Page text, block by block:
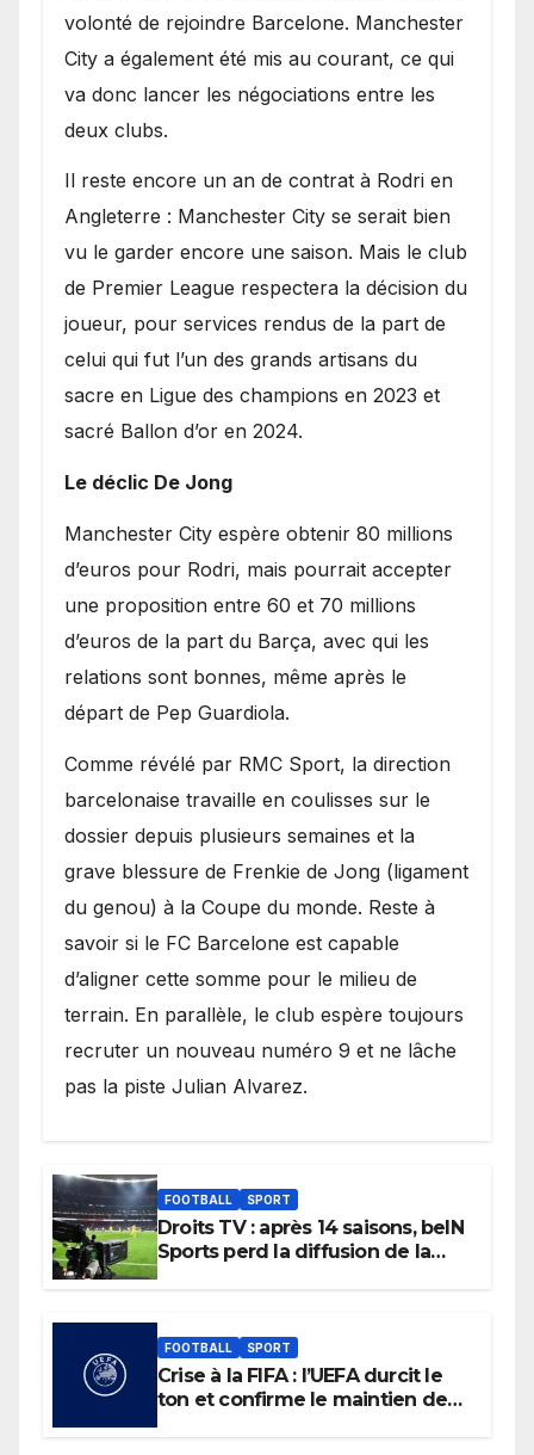
volonté de rejoindre Barcelone. Manchester
City a également été mis au courant, ce qui
va donc lancer les négociations entre les
deux clubs.
​Il reste encore un an de contrat à Rodri en
Angleterre : Manchester City se serait bien
vu le garder encore une saison. Mais le club
de Premier League respectera la décision du
joueur, pour services rendus de la part de
celui qui fut l’un des grands artisans du
sacre en Ligue des champions en 2023 et
sacré Ballon d’or en 2024.
Le déclic De Jong
​Manchester City espère obtenir 80 millions
d’euros pour Rodri, mais pourrait accepter
une proposition entre 60 et 70 millions
d’euros de la part du Barça, avec qui les
relations sont bonnes, même après le
départ de Pep Guardiola.
​Comme révélé par RMC Sport, la direction
barcelonaise travaille en coulisses sur le
dossier depuis plusieurs semaines et la
grave blessure de Frenkie de Jong (ligament
du genou) à la Coupe du monde. Reste à
savoir si le FC Barcelone est capable
d’aligner cette somme pour le milieu de
terrain. En parallèle, le club espère toujours
recruter un nouveau numéro 9 et ne lâche
pas la piste Julian Alvarez.
FOOTBALL SPORT
Droits TV : après 14 saisons, beIN
Sports perd la diffusion de la
FOOTBALL SPORT
Crise à la FIFA : l’UEFA durcit le
ton et confirme le maintien de